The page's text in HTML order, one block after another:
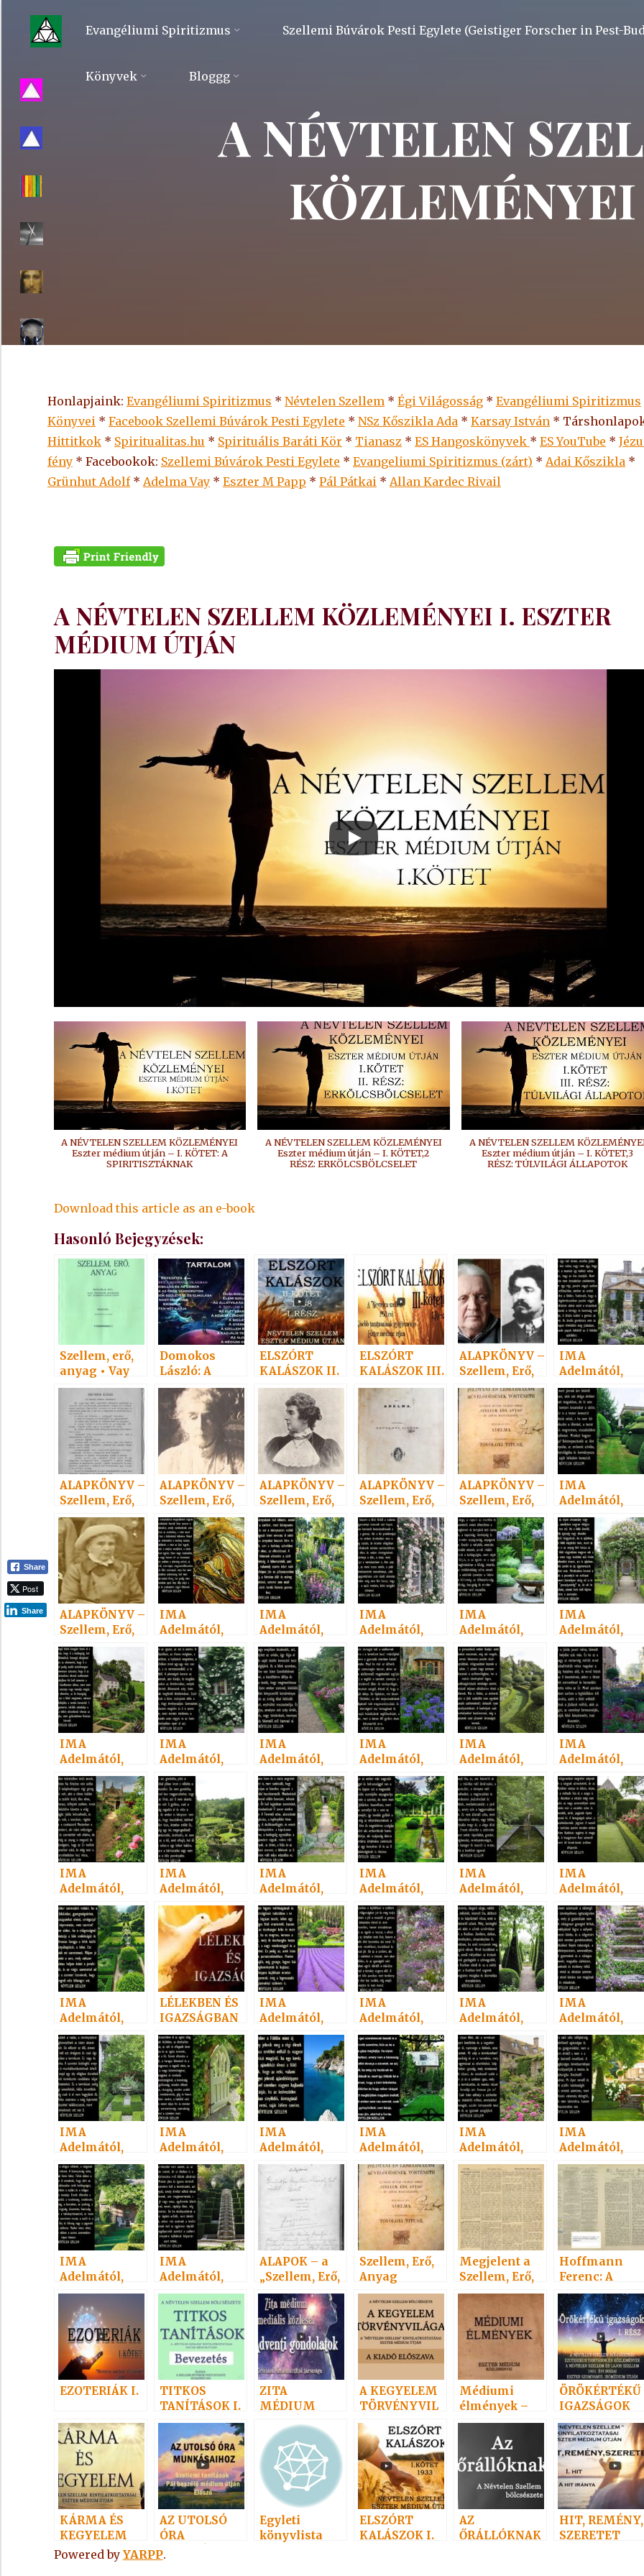
content
Evangéliumi
Evangéliumi Spiritizmus Szellemi Búvárok Pesti Egylete (Geistiger Forscher in Pest-
Könyvek Bloggg
A NÉVTELEN
Honlapjaink: Evangéliumi Spiritizmus * Névtelen Szellem * Égi Világosság * Evangéliumi Spiritizmus
Könyvei * Facebook Szellemi Búvárok Pesti Egylete * NSz Kőszikla Ada * Karsay István *
Hittitkok * Spiritualitas.hu * Spirituális Baráti Kör * Tianasz * ES Hangoskönyvek * ESYouTube *
fény * Facebookok: Szellemi Búvárok Pesti Egylete * Evangeliumi Spiritizmus (zárt) * Adai Kőszikla *
Grünhut Adolf* Adelma Vay * Eszter M Papp * Pál Pátkai * Allan Kardec Rivail
A NÉVTELEN SZELLEM KÖZLEMÉNYEI I. ESZTER
MÉDIUM ÚTJÁN
A NÉVTELEN SZELLEM KÖZLEMÉNYEI
Eszter médium útján – I. KÖTET: A
SPIRITISZTÁKNAK
A NÉVTELEN SZELLEM KÖZLEMÉNYEI
Eszter médium útján – I. KÖTET,2
RÉSZ: ERKÖLCSBÖLCSELET
A NÉVTELEN SZELLEM
Eszter médium útján – I. KÖTET,3
RÉSZ: TÚLVILÁGI ÁLLAPOTOK
Download this article as an e-book
Hasonló Bejegyzések:
Szellem, erő,
anyag • Vay
Adelma
Domokos
László: A
Szellem élete
ELSZÓRT
KALÁSZOK II.
ELSZÓRT
KALÁSZOK III.
ALAPKÖNYV –
Szellem, Erő,
Anyag 7.
IMA
Adelmától,
idézet a
Névtelen
Szellemtől 21.
ALAPKÖNYV –
Szellem, Erő,
Anyag 4.
ALAPKÖNYV –
Szellem, Erő,
Anyag 5.
ALAPKÖNYV –
Szellem, Erő,
Anyag 2.
ALAPKÖNYV –
Szellem, Erő,
Anyag 1.
ALAPKÖNYV –
Szellem, Erő,
Anyag 6.
IMA
Adelmától,
idézet a
Névtelen
Szellemtől 30.
ALAPKÖNYV –
Szellem, Erő,
Anyag 3.
IMA
Adelmától,
idézet a
Névtelen
Szellemtől 29.
IMA
Adelmától,
idézet a
Névtelen
Szellemtől 13.
IMA
Adelmától,
idézet a
Névtelen
Szellemtől 24.
IMA
Adelmától,
idézet a
Névtelen
Szellemtől 12.
IMA
Adelmától,
idézet a
Névtelen
Szellemtől 5.
IMA
Adelmától,
idézet a
Névtelen
Szellemtől 28.
IMA
Adelmától,
idézet a
Névtelen
Szellemtől 23.
IMA
Adelmától,
idézet a
Névtelen
Szellemtől 31.
IMA
Adelmától,
idézet a
Névtelen
Szellemtől 25.
IMA
Adelmától,
idézet a
Névtelen
Szellemtől 6.
IMA
Adelmától,
idézet a
Névtelen
Szellemtől 20.
IMA
Adelmától,
idézet a
Névtelen
Szellemtől 18.
IMA
Adelmától,
idézet a
Névtelen
Szellemtől 17.
IMA
Adelmától,
idézet a
Névtelen
Szellemtől 9.
IMA
Adelmától,
idézet a
Névtelen
Szellemtől 19.
IMA
Adelmától,
idézet a
Névtelen
Szellemtől 11.
IMA
Adelmától,
idézet a
Névtelen
Szellemtől 7.
IMA
Adelmától,
idézet a
Névtelen
Szellemtől 15.
LÉLEKBEN ÉS
IGAZSÁGBAN
I.
IMA
Adelmától,
idézet a
Névtelen
Szellemtől 2.
IMA
Adelmától,
idézet a
Névtelen
Szellemtől 32.
IMA
Adelmától,
idézet a
Névtelen
Szellemtől 14.
IMA
Adelmától,
idézet a
Névtelen
Szellemtől 3.
IMA
Adelmától,
idézet a
Névtelen
Szellemtől 22.
IMA
Adelmától,
idézet a
Névtelen
Szellemtől 8.
IMA
Adelmától,
idézet a
Névtelen
Szellemtől 16.
IMA
Adelmától,
idézet a
Névtelen
Szellemtől 4.
IMA
Adelmától,
idézet a
Névtelen
Szellemtől 26.
IMA
Adelmától,
idézet a
Névtelen
Szellemtől 1.
IMA
Adelmától,
idézet a
Névtelen
Szellemtől 10.
IMA
Adelmától,
idézet a
Névtelen
Szellemtől 27.
ALAPOK – a
„Szellem, Erő,
Anyag” 1 – 7.
Szellem, Erő,
Anyag
Megjelent a
Szellem, Erő,
Anyag c
Hoffmann
Ferenc: A
Szellem, Erő,
Anyag
bírálata 1.
EZOTERIÁK I.
TITKOS
TANÍTÁSOK I.
ZITA
MÉDIUM
MEDIÁLIS
KÖZLÉSEI
A KEGYELEM
TÖRVÉNYVIL
ÁGA
Médiumi
élmények –
1931
ÖRÖKÉRTÉKŰ
IGAZSÁGOK
KÁRMA ÉS
KEGYELEM
AZ UTOLSÓ
ÓRA
MUNKÁSAIH
Egyleti
könyvlista
ELSZÓRT
KALÁSZOK I.
AZ
ŐRÁLLÓKNAK
HIT, REMÉNY,
SZERETET
Powered by YARPP.
Share
Post
Share